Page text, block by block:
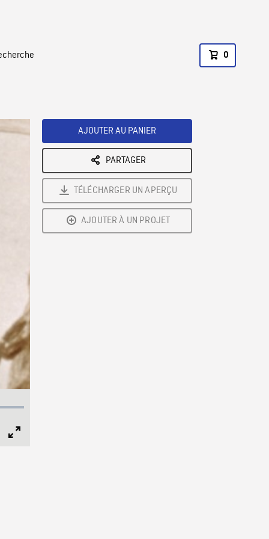
0
AJOUTER AU PANIER
PARTAGER
TÉLÉCHARGER UN APERÇU
AJOUTER À UN PROJET